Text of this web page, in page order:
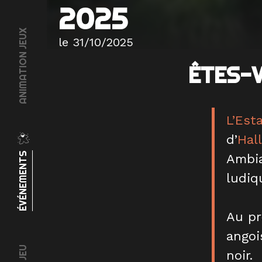
ÉVÉNEMENTS
ANIMATION JEUX
2025
le 31/10/2025
ÊTES-
d’
Au
noir.